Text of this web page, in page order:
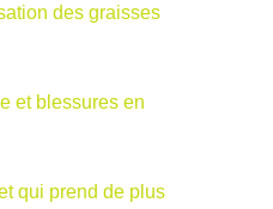
des graisses
et blessures en
qui prend de plus